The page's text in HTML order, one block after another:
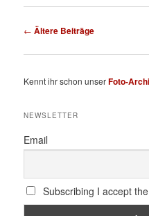
Beitragsnavigation
← Ältere Beiträge
Kennt ihr schon unserFoto-
NEWSLETTER
Email
Subscribing I accept